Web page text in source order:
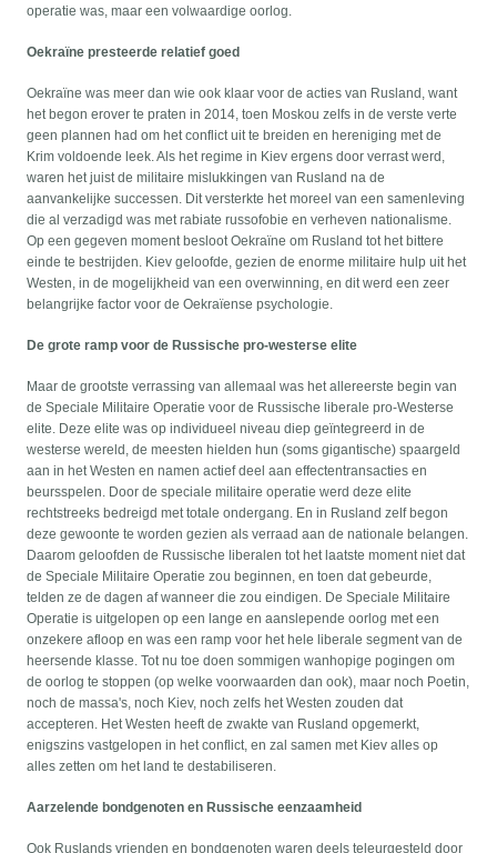
operatie was, maar een volwaardige oorlog.
Oekraïne presteerde relatief goed
Oekraïne was meer dan wie ook klaar voor de acties van Rusland, want
het begon erover te praten in 2014, toen Moskou zelfs in de verste verte
geen plannen had om het conflict uit te breiden en hereniging met de
Krim voldoende leek. Als het regime in Kiev ergens door verrast werd,
waren het juist de militaire mislukkingen van Rusland na de
aanvankelijke successen. Dit versterkte het moreel van een samenleving
die al verzadigd was met rabiate russofobie en verheven nationalisme.
Op een gegeven moment besloot Oekraïne om Rusland tot het bittere
einde te bestrijden. Kiev geloofde, gezien de enorme militaire hulp uit het
Westen, in de mogelijkheid van een overwinning, en dit werd een zeer
belangrijke factor voor de Oekraïense psychologie.
De grote ramp voor de Russische pro-westerse elite
Maar de grootste verrassing van allemaal was het allereerste begin van
de Speciale Militaire Operatie voor de Russische liberale pro-Westerse
elite. Deze elite was op individueel niveau diep geïntegreerd in de
westerse wereld, de meesten hielden hun (soms gigantische) spaargeld
aan in het Westen en namen actief deel aan effectentransacties en
beursspelen. Door de speciale militaire operatie werd deze elite
rechtstreeks bedreigd met totale ondergang. En in Rusland zelf begon
deze gewoonte te worden gezien als verraad aan de nationale belangen.
Daarom geloofden de Russische liberalen tot het laatste moment niet dat
de Speciale Militaire Operatie zou beginnen, en toen dat gebeurde,
telden ze de dagen af wanneer die zou eindigen. De Speciale Militaire
Operatie is uitgelopen op een lange en aanslepende oorlog met een
onzekere afloop en was een ramp voor het hele liberale segment van de
heersende klasse. Tot nu toe doen sommigen wanhopige pogingen om
de oorlog te stoppen (op welke voorwaarden dan ook), maar noch Poetin,
noch de massa's, noch Kiev, noch zelfs het Westen zouden dat
accepteren. Het Westen heeft de zwakte van Rusland opgemerkt,
enigszins vastgelopen in het conflict, en zal samen met Kiev alles op
alles zetten om het land te destabiliseren.
Aarzelende bondgenoten en Russische eenzaamheid
Ook Ruslands vrienden en bondgenoten waren deels teleurgesteld door